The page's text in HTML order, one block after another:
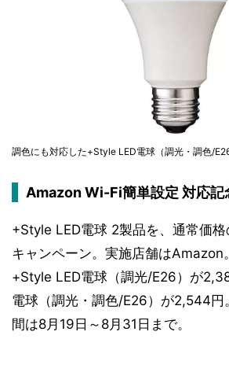
調色にも対応した+Style LED電球（調光・調色/E26
Amazon Wi-Fi簡単設定 対応記
+Style LED電球 2製品を、通常価
キャンペーン。実施店舗はAmazon
+Style LED電球（調光/E26）が
電球（調光・調色/E26）が2,544円
間は8月19日～8月31日まで。